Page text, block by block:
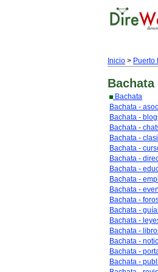
Inicio > Puerto
Bachata
Bachata
Bachata -
Bachata -
Bachata -
Bachata -
Bachata -
Bachata -
Bachata -
Bachata -
Bachata -
Bachata -
Bachata -
Bachata -
Bachata -
Bachata -
Bachata -
Bachata -